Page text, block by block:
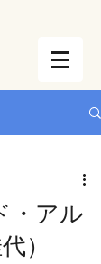
・アル
）